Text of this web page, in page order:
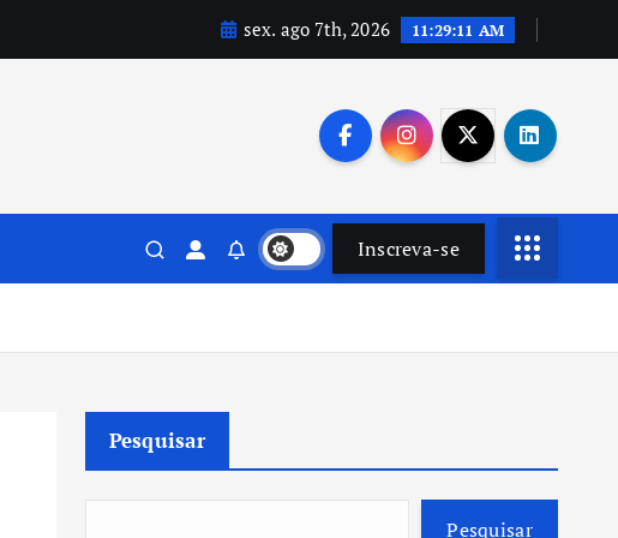
sex. ago 7th, 2026 11:29:12 AM
Inscreva-se
Pesquisar
Pesquisar